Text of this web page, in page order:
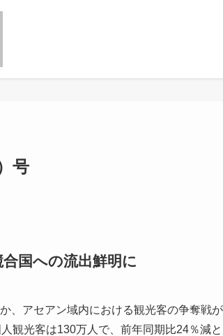
号
国への流出鮮明に
、アセアン域内における観光客の争奪戦
観光客は130万人で、前年同期比24％減